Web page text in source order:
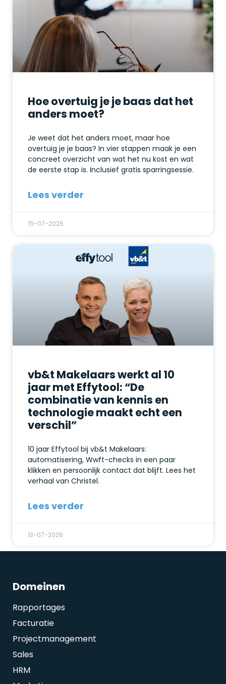
Hoe overtuig je je baas dat het
anders moet?
Je weet dat het anders moet, maar hoe
overtuig je je baas? In vier stappen maak je een
concreet overzicht van wat het nu kost en wat
de eerste stap is. Inclusief gratis sparringsessie.
Lees verder
15-07-2026
vb&t Makelaars werkt al 10
jaar met Effytool: “De
combinatie van kennis en
technologie maakt echt een
verschil”
10 jaar Effytool bij vb&t Makelaars:
automatisering, Wwft-checks in een paar
klikken en persoonlijk contact dat blijft. Lees het
verhaal van Christel.
Lees verder
13-07-2026
Domeinen
Rapportages
Facturatie
Projectmanagement
Sales
HRM